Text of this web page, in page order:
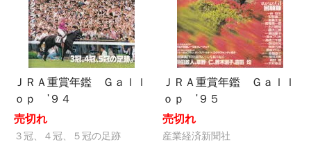
ＪＲＡ重賞年鑑 Ｇａｌｌ
ｏｐ '９４
売切れ
３冠、４冠、５冠の足跡
ＪＲＡ重賞年鑑 Ｇａｌｌ
ｏｐ '９５
売切れ
産業経済新聞社